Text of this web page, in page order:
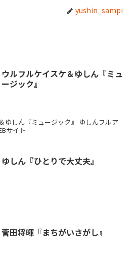
yushin_sampi
ウルフルケイスケ＆ゆしん『ミュ
ージック』
ゆしん『ミュージック』 ゆしんフルア
サイト
ゆしん『ひとりで大丈夫』
菅田将暉『まちがいさがし』